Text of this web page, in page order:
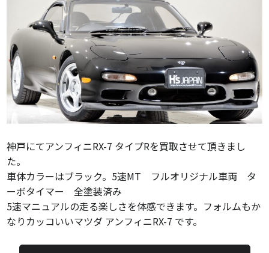
神戸にてアンフィニRX-7 タイプRを買取させて頂きまし
た。
車体カラーはブラック。5速MT フルオリジナル車両 タ
ーボタイマー 全塗装済み
5速マニュアルの走る楽しさを体感できます。フォルムもか
なりカッコいいマツダ アンフィニRX-7 です。